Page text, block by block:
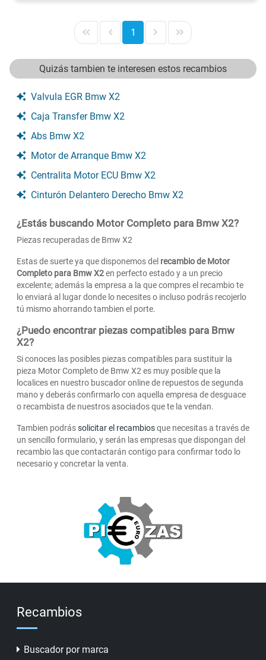
1
Quizás tambien te interesen estos recambios
Valvula EGR Bmw X2
Caja Transfer Bmw X2
Abs Bmw X2
Motor de Arranque Bmw X2
Centralita Motor ECU Bmw X2
Cinturón Delantero Derecho Bmw X2
¿Estás buscando Motor Completo para Bmw X2?
Piezas recuperadas de Bmw X2
Estas de suerte ya que disponemos del recambio de Motor
Completo para Bmw X2en perfecto estado y a un precio
excelente; además la empresa a la que compres el recambio te
lo enviará al lugar donde lo necesites o incluso podrás recojerlo
tú mismo ahorrando tambien el porte.
¿Puedo encontrar piezas compatibles para Bmw
X2?
Si conoces las posibles piezas compatibles para sustituir la
pieza Motor Completo de Bmw X2 es muy posible que la
localices en nuestro buscador online de repuestos de segunda
mano y deberás confirmarlo con aquella empresa de desguace
o recambista de nuestros asociados que te la vendan.
Tambien podrássolicitar el recambiosque necesitas a través de
un sencillo formulario, y serán las empresas que dispongan del
recambio las que contactarán contigo para confirmar todo lo
necesario y concretar la venta.
Recambios
Buscador por marca